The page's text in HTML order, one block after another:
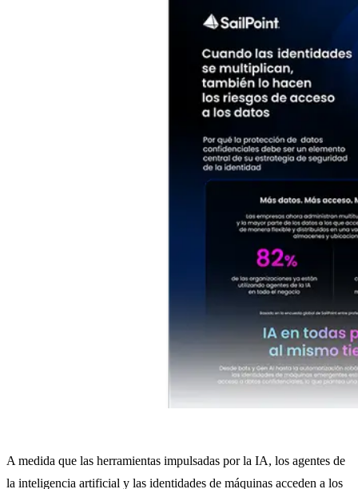
A medida que las herramientas impulsadas por la IA, los agentes de
la inteligencia artificial y las identidades de máquinas acceden a los